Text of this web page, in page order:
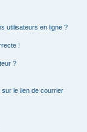
utilisateurs en ligne ?
!
?
sur le lien de courrier